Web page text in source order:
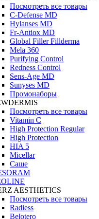
Посмотреть все товары
C-Defense MD
Hylanses MD
Fr‑Antiox MD
Global Filler Fillderma
Mela 360
Purifying Control
Redness Control
Sens-Age MD
Sunyses MD
Промонаборы
Посмотреть все товары
Vitamin C
High Protection Regular
High Protection
HIA 5
Micellar
Саше
AESTHETICS
Посмотреть все товары
Radiess
Belotero